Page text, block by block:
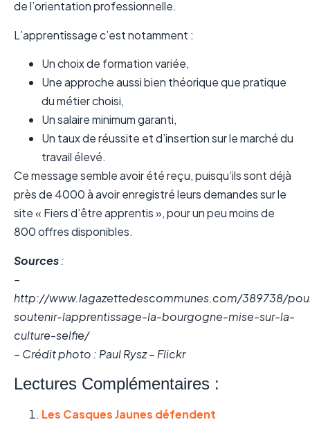
de l’orientation professionnelle.
L’apprentissage c’est notamment :
Un choix de formation variée,
Une approche aussi bien théorique que pratique
du métier choisi,
Un salaire minimum garanti,
Un taux de réussite et d’insertion sur le marché du
travail élevé.
Ce message semble avoir été reçu, puisqu’ils sont déjà
près de 4000 à avoir enregistré leurs demandes sur le
site « Fiers d’être apprentis », pour un peu moins de
800 offres disponibles.
Sources:
–
http://www.lagazettedescommunes.com/389738/
soutenir-lapprentissage-la-bourgogne-mise-sur-la-
culture-selfie/
– Crédit photo : Paul Rysz – Flickr
Lectures Complémentaires :
Les Casques Jaunes défendent